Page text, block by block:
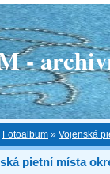
-
Fotoalbum » Vojenská
pietní místa